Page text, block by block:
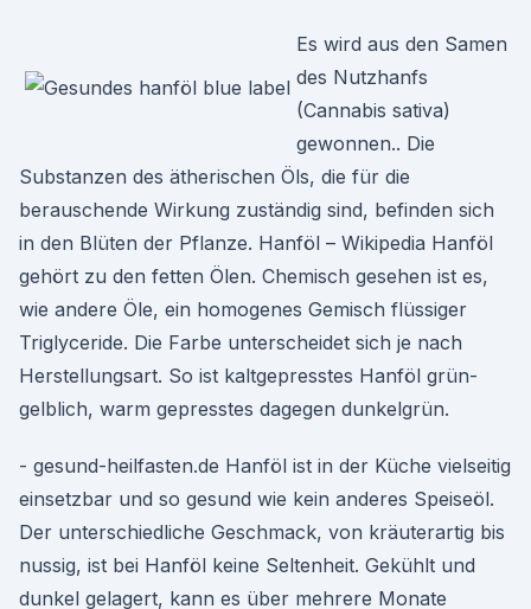
Es wird aus den Samen
des Nutzhanfs
(Cannabis sativa)
gewonnen.. Die
Substanzen des ätherischen Öls, die für die
berauschende Wirkung zuständig sind, befinden sich
in den Blüten der Pflanze. Hanföl – Wikipedia Hanföl
gehört zu den fetten Ölen. Chemisch gesehen ist es,
wie andere Öle, ein homogenes Gemisch flüssiger
Triglyceride. Die Farbe unterscheidet sich je nach
Herstellungsart. So ist kaltgepresstes Hanföl grün-
gelblich, warm gepresstes dagegen dunkelgrün.
- gesund-heilfasten.de Hanföl ist in der Küche vielseitig
einsetzbar und so gesund wie kein anderes Speiseöl.
Der unterschiedliche Geschmack, von kräuterartig bis
nussig, ist bei Hanföl keine Seltenheit. Gekühlt und
dunkel gelagert, kann es über mehrere Monate